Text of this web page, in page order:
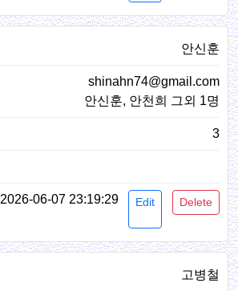
안신훈
shinahn74@gmail.com
안신훈, 안천희 그외 1명
3
2026-06-07 23:19:29 Edit Delete
고병철